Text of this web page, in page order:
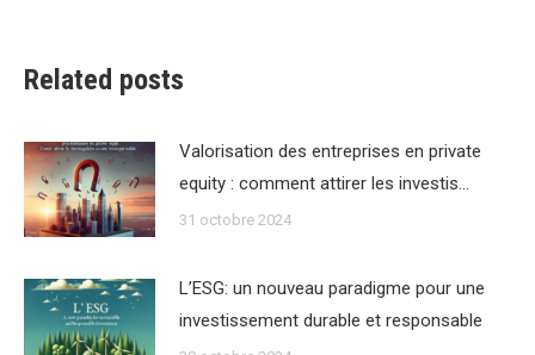
Related posts
Valorisation des entreprises en private
equity : comment attirer les investis…
31 octobre 2024
L’ESG: un nouveau paradigme pour une
investissement durable et responsable